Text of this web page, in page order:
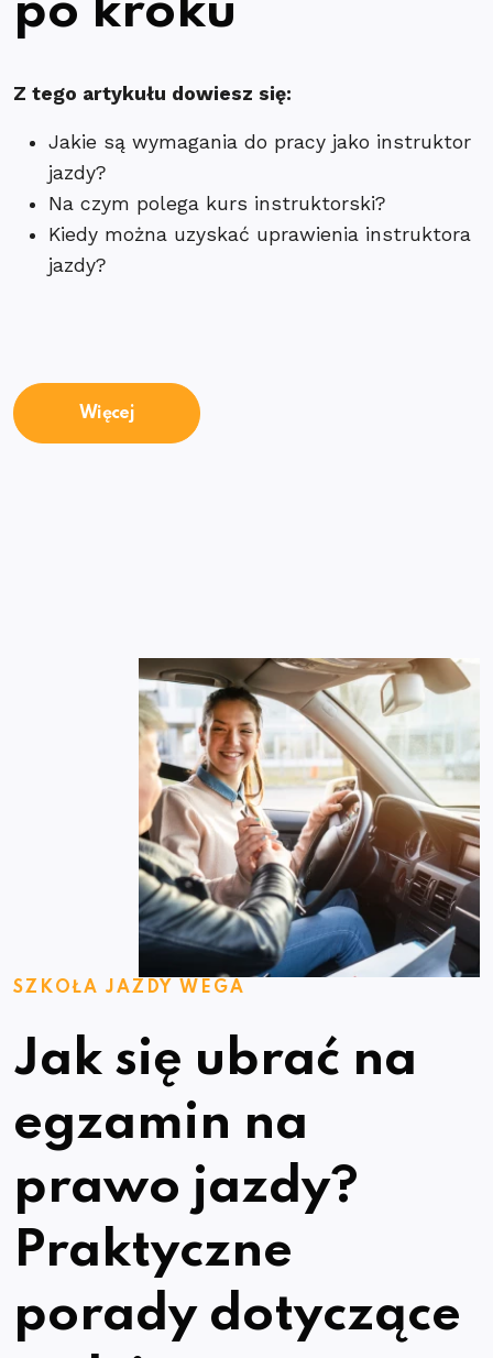
po kroku
Z tego artykułu dowiesz się:
Jakie są wymagania do pracy jako instruktor
jazdy?
Na czym polega kurs instruktorski?
Kiedy można uzyskać uprawienia instruktora
jazdy?
Więcej
SZKOŁA JAZDY WEGA
Jak się ubrać na
egzamin na
prawo jazdy?
Praktyczne
porady dotyczące